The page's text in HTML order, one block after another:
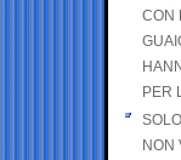
CON
PER
NON